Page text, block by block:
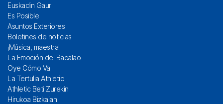
Euskadin Gaur
Es Posible
Asuntos Exteriores
Boletines de noticias
¡Música, maestra!
La Emoción del Bacalao
Oye Cómo Va
La Tertulia Athletic
Athletic Beti Zurekin
Hirukoa Bizkaian